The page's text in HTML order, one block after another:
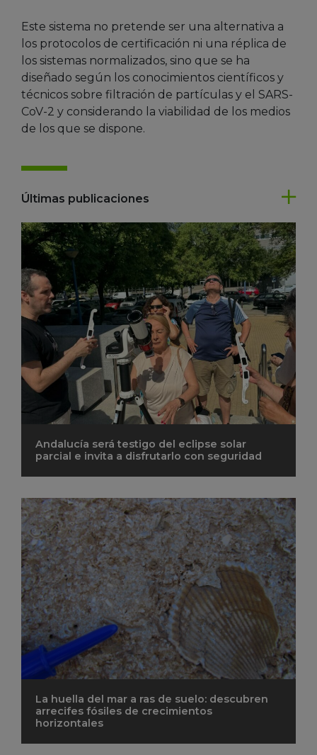
Este sistema no pretende ser una alternativa a
los protocolos de certificación ni una réplica de
los sistemas normalizados, sino que se ha
diseñado según los conocimientos científicos y
técnicos sobre filtración de partículas y el SARS-
CoV-2 y considerando la viabilidad de los medios
de los que se dispone.
Últimas publicaciones
Andalucía será testigo del eclipse solar
parcial e invita a disfrutarlo con seguridad
La huella del mar a ras de suelo: descubren
arrecifes fósiles de crecimientos
horizontales